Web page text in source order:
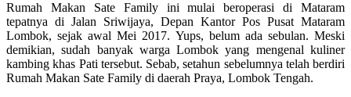
Rumah Makan Sate Family ini mulai beroperasi di Mataram
tepatnya di Jalan Sriwijaya, Depan Kantor Pos Pusat Mataram
Lombok, sejak awal Mei 2017. Yups, belum ada sebulan. Meski
demikian, sudah banyak warga Lombok yang mengenal kuliner
kambing khas Pati tersebut. Sebab, setahun sebelumnya telah berdiri
Rumah Makan Sate Family di daerah Praya, Lombok Tengah.